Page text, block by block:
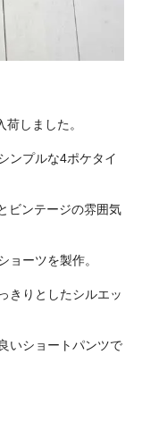
しました。
ンプルな4ポケタイ
ビンテージの雰囲気
ョーツを製作。
きりとしたシルエッ
いショートパンツで